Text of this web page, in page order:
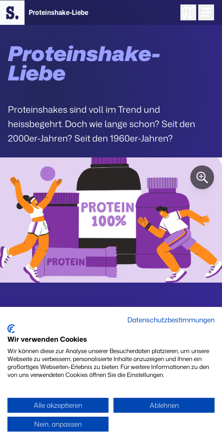
Proteinshake-Liebe
Proteinshake-
Liebe
Proteinshakes sind voll im Trend und
heissbegehrt. Doch wie lange schon? Seit den
2000er-Jahren? Seit den 1960er-Jahren?
Datenschutzbestimmungen
Wir verwenden Cookies
Wir können diese zur Analyse unserer Besucherdaten platzieren, um unsere
Webseite zu verbessern, personalisierte Inhalte anzuzeigen und Ihnen ein
großartiges Webseiten-Erlebnis zu bieten. Für weitere Informationen zu den
von uns verwendeten Cookies öffnen Sie die Einstellungen.
Alle akzeptieren
Ablehnen
Nein, anpassen